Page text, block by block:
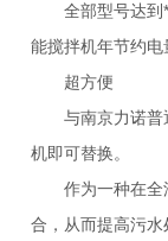
全部型号达到*
能搅拌机年节约
超方便
与南京力诺普通
机即可替换。
作为一种在全浸
合，从而提高污